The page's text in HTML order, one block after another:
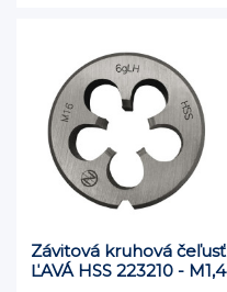
Závitová kruhová čeľusť
ĽAVÁ HSS 223210 - M1,4